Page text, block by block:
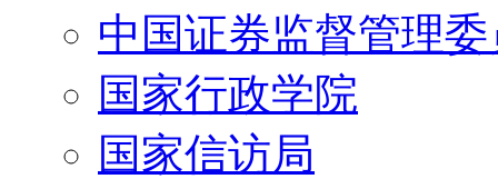
中国证券监督管理
国家行政学院
国家信访局